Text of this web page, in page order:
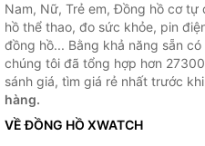
Nam, Nữ, Trẻ em, Đồng hồ cơ
hồ thể thao, đo sức khỏe, pin
đồng hồ... Bằng khả năng sẵn
chúng tôi đã tổng hợp hơn
sánh giá, tìm giá rẻ nhất trước
hàng.
VỀ ĐỒNG HỒ XWATCH